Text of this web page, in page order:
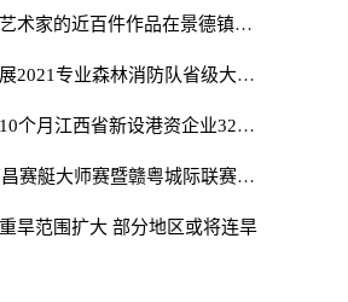
中日韩艺术家的近百件作品在景德镇展出
江西开展2021专业森林消防队省级大比武
今年前10个月江西省新设港资企业325家
2021南昌赛艇大师赛暨赣粤城际联赛开赛
旱范围扩大 部分地区或将连旱